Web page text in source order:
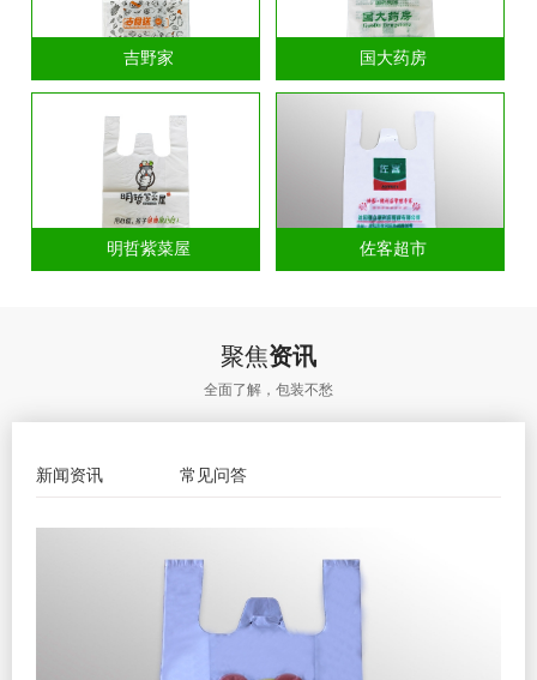
吉野家 国大药房
明哲紫菜屋 佐客超市
聚焦资讯
全面了解，包装不愁
新闻资讯 常见问答